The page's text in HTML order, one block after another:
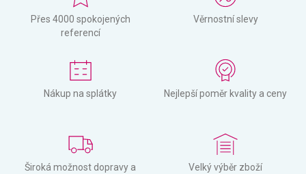
Přes 4000 spokojených
referencí
Věrnostní slevy
Nákup na splátky Nejlepší poměr kvality a ceny
Široká možnost dopravy a
Velký výběr zboží